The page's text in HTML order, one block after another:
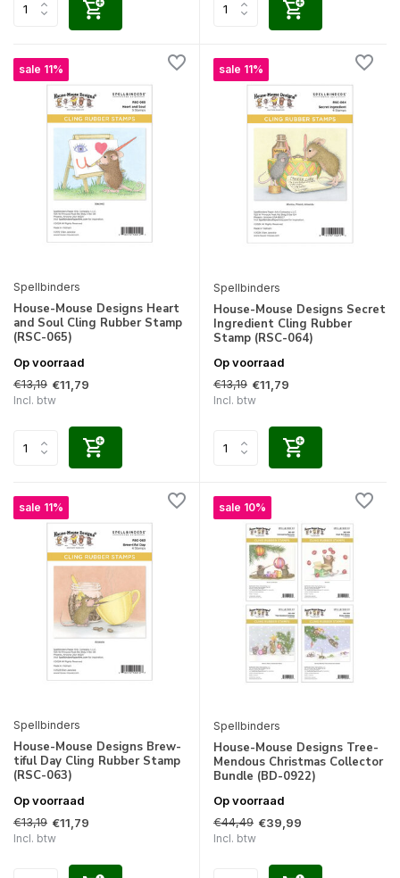
sale 11%
Spellbinders
House-Mouse Designs Heart
and Soul Cling Rubber Stamp
(RSC-065)
Op voorraad
€13,19 €11,79
Incl. btw
sale 11%
Spellbinders
House-Mouse Designs Secret
Ingredient Cling Rubber
Stamp (RSC-064)
Op voorraad
€13,19 €11,79
Incl. btw
sale 11%
Spellbinders
House-Mouse Designs Brew-
tiful Day Cling Rubber Stamp
(RSC-063)
Op voorraad
€13,19 €11,79
Incl. btw
sale 10%
Spellbinders
House-Mouse Designs Tree-
Mendous Christmas Collector
Bundle (BD-0922)
Op voorraad
€44,49 €39,99
Incl. btw